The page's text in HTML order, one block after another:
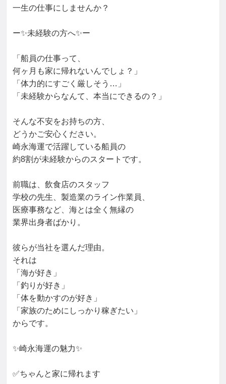
一生の仕事にしませんか？
ー✨未経験の方へ✨ー
「船員の仕事って、
何ヶ月も家に帰れないんでしょ？」
「体力的にすごく厳しそう…」
「未経験からなんて、本当にできるの？」
そんな不安をお持ちの方、
どうかご安心ください。
崎永海運で活躍している船員の
約8割が未経験からのスタートです。
前職は、飲食店のスタッフ
学校の先生、製造業のライン作業員、
医療事務など、海とは全く無縁の
業界出身者ばかり。
彼らが当社を選んだ理由。
それは
「海が好き」
「釣りが好き」
「体を動かすのが好き」
「家族のためにしっかり稼ぎたい」
からです。
✨崎永海運の魅力✨
✅ちゃんと家に帰れます